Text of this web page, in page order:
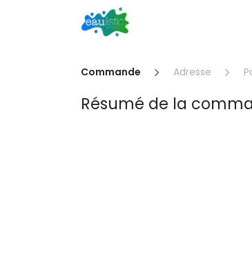
Se rendre au contenu
Commande Adresse
Résumé de la